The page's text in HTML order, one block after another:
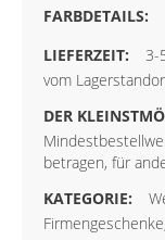
3-
vom
betragen, für